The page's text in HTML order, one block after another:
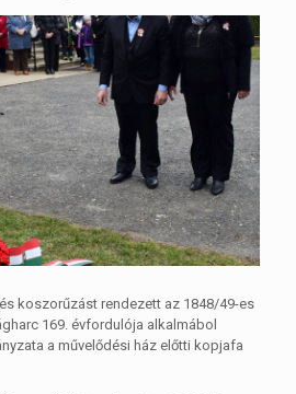
koszorűzást rendezett az 1848/49-es
169. évfordulója alkalmábol
a művelődési ház előtti kopjafa